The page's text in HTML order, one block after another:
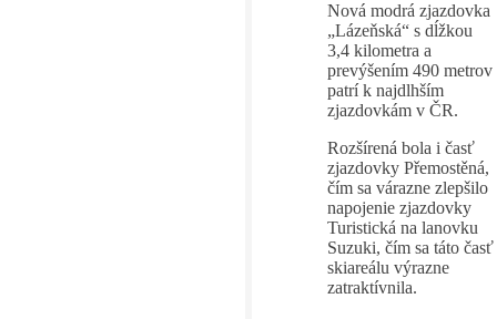
Nová modrá zjazdovka
„Lázeňská“ s dĺžkou
3,4 kilometra a
prevýšením 490 metrov
patrí k najdlhším
zjazdovkám v ČR.
Rozšírená bola i časť
zjazdovky Přemostěná,
čím sa várazne zlepšilo
napojenie zjazdovky
Turistická na lanovku
Suzuki, čím sa táto časť
skiareálu výrazne
zatraktívnila.